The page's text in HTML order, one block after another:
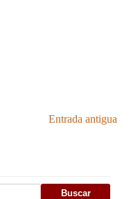
Entrada antigua